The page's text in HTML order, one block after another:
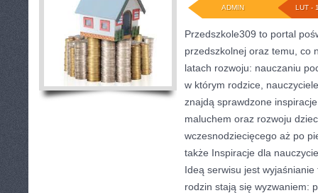
LUT -
ADMIN
Przedszkole309 to portal
przedszkolnej oraz temu, co
latach rozwoju: nauczaniu
w którym rodzice,
znajdą sprawdzone
maluchem oraz rozwoju
wczesnodziecięcego aż po
także Inspiracje dla
Ideą serwisu jest
rodzin stają się wyzwaniem: